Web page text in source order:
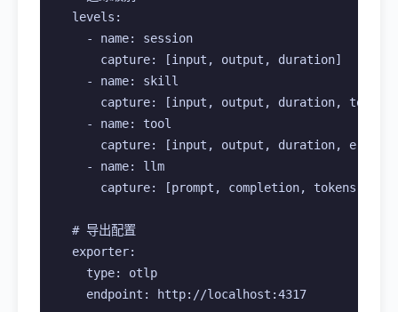
  levels:
    - name: session
      capture: [input, output, duration]
    - name: skill
      capture: [input, output, duration, tokens]
    - name: tool
      capture: [input, output, duration, error]
    - name: llm
capture: [prompt, completion, tokens,
  # 导出配置
  exporter:
    type: otlp
    endpoint: http://localhost:4317